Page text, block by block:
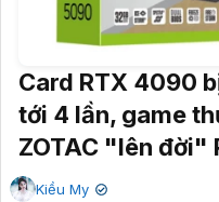
Card RTX 4090
tới 4 lần, game
ZOTAC "lên đời"
Kiều My ✔